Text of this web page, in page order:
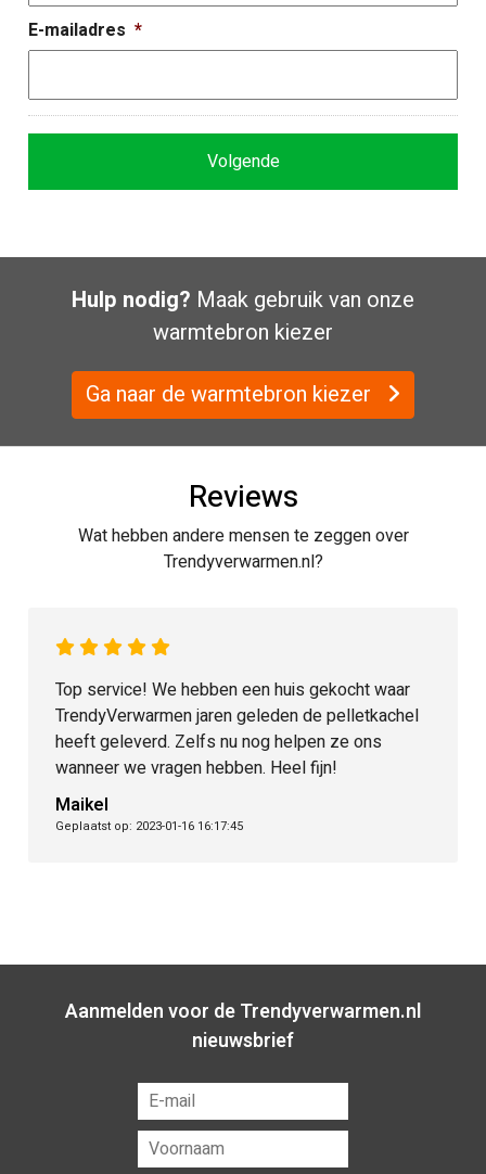
E-mailadres *
Hulp nodig? Maak gebruik van onze
warmtebron kiezer
Ga naar de warmtebron kiezer
Reviews
Wat hebben andere mensen te zeggen over
Trendyverwarmen.nl?
Top service! We hebben een huis gekocht waar
TrendyVerwarmen jaren geleden de pelletkachel
heeft geleverd. Zelfs nu nog helpen ze ons
wanneer we vragen hebben. Heel fijn!
Maikel
Geplaatst op: 2023-01-16 16:17:45
Aanmelden voor de Trendyverwarmen.nl
nieuwsbrief